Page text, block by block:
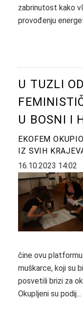
zabrinutost kako
provođenju
U TUZLI
U BOSNI I
EKOFEM
IZ SVIH
16.10.2023 14:02
čine ovu
muškarce, koji su
posvetili brizi za
Okupljeni su podij...